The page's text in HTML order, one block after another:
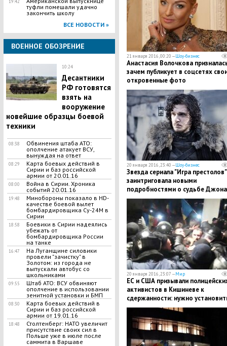
19:42
туфли помешали удачно
закончить школу
ВСЕ НОВОСТИ »
ВОЕННОЕ ОБОЗРЕНИЕ
10:24
Десантники
РФ готовятся
взять на
вооружение
новейшие образцы боевой
техники
08:38
Обвинения штаба АТО:
ополчение атакует ВСУ,
вынуждая на ответ
08:29
Карта боевых действий в
Сирии и баз российской
армии от 20.01.16
08:00
Война в Сирии. Хроника
событий 20.01.16
19:48
Минобороны показало в HD-
качестве боевой вылет
бомбардировщика Су-24М в
Сирии
18:58
Боевики в Сирии надеялись
убежать от
бомбардировщика России
на танке
16:47
На Луганщине силовики
провели "зачистку" в
Золотом: из города не
выпускали автобус со
школьниками
09:55
Штаб АТО: ВСУ обвиняют
ополчение в использовании
зенитной установки и БМП
08:30
Карта боевых действий в
Сирии и баз российской
армии от 19.01.16
18:48
Столтенберг: НАТО увеличит
присутствие своих сил в
Польше уже в июле после
саммита в Варшаве
21 января 2016, 00:20 —Шоу-бизнес
Анастасия Волочкова
зачем публикует в соцсетях
откровенные фото
20 января 2016, 23:40 —Шоу-бизнес
Звезда сериала "Игра престолов"
заинтриговала новыми
подробностями о судьбе Джона
Сноу в шестом сезоне
20 января 2016, 23:07 —Мир
ЕС и США призывали
активистов в Кишиневе к
сдержанности: нужно
диалог